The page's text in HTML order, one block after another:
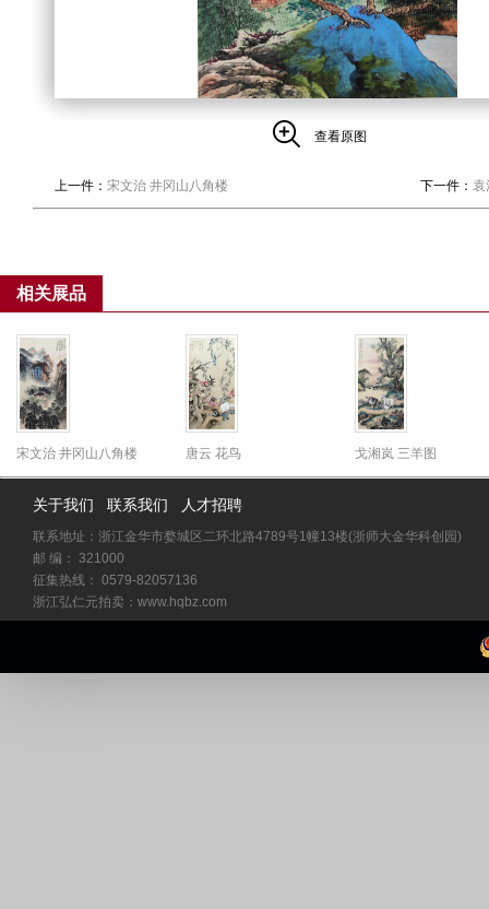
查看原图
上一件： 宋文治 井冈山八角楼 下一件： 袁
相关展品
宋文治 井冈山八角楼 唐云 花鸟 戈湘岚 三羊图
关于我们 联系我们 人才招聘
联系地址：浙江金华市婺城区二环北路4789号1幢13楼(浙师大金华科创园)
邮 编： 321000
征集热线： 0579-82057136
浙江弘仁元拍卖：www.hqbz.com